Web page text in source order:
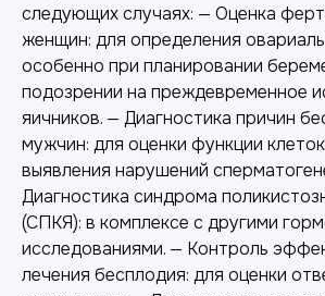
следующих случаях: — Оценка
женщин: для определения
особенно при планировании
подозрении на преждевременное
яичников. — Диагностика причин
мужчин: для оценки функции
выявления нарушений
Диагностика синдрома
(СПКЯ): в комплексе с другими
исследованиями. — Контроль
лечения бесплодия: для оценки